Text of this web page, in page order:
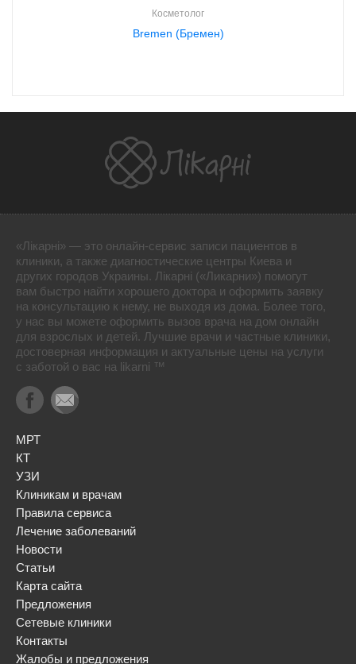
Косметолог
Bremen (Бремен)
«Лікарні» — это онлайн-сервис записи пациентов в
клиники, а также диагностические центры Киева и
других городов Украины. Лікарні («Ликарни») помогут
вам быстро найти хорошего доктора и оформить заявку
на консультацию к нему, не выходя из дома. Более того,
у нас вы можете оформить вызов врача на дом онлайн
для взрослых и детей. Лучшие врачи и частные клиники,
достоверная информация и актуальные цены на услуги
с заботой о вас на likarni ™
МРТ
КТ
УЗИ
Клиникам и врачам
Правила сервиса
Лечение заболеваний
Новости
Статьи
Карта сайта
Предложения
Сетевые клиники
Контакты
Жалобы и предложения